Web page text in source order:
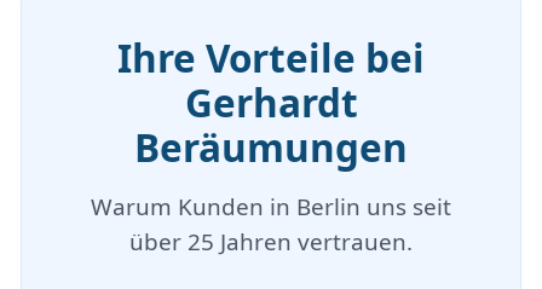
Ihre Vorteile bei
Gerhardt
Beräumungen
Warum Kunden in Berlin uns seit
über 25 Jahren vertrauen.